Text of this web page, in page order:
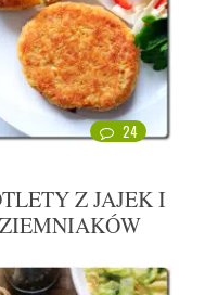
24
Z JAJEK I
ZIEMNIAKÓW